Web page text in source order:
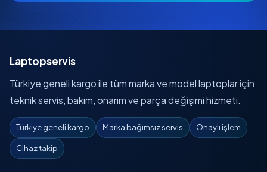
Laptopservis
Türkiye geneli kargo ile tüm marka ve model laptoplar için
teknik servis, bakım, onarım ve parça değişimi hizmeti.
Türkiye geneli kargo Marka bağımsız servis Onaylı işlem
Cihaz takip